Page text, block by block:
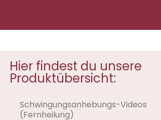
Hier findest du unsere
Produktübersicht:
Schwingungsanhebungs-Videos
(Fernheilung)